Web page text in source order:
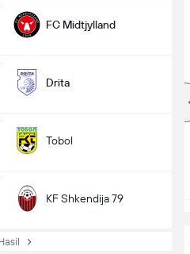
FC Midtjylland
Drita
Tobol
KF Shkendija 79